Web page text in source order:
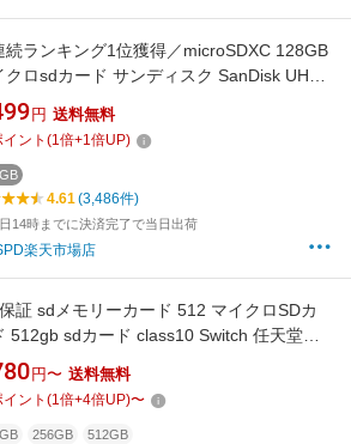
続ランキング1位獲得／microSDXC 128GB
クロsdカード サンディスク SanDisk UHS-I
s U1 Class10 Nintendo Switch動作確
海外パッケージ SDSQUNR-128G-GN6MN
無料
円 送料無料
イント (1倍+1倍UP)
4.61(3,486件)
14時までに決済完了で当日出荷
楽天市場店
証 sdメモリーカード 512 マイクロSDカ
512gb sdカード class10 Switch 任天堂ス
チ ニンテンドースイッチ microSDXC
カード UHS-I 超高速97MB/s U1
円〜 送料無料
イント (1倍+4倍UP)〜
256GB 512GB